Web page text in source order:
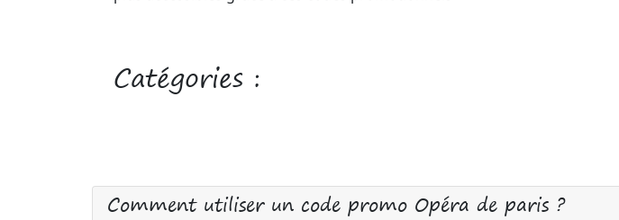
Catégories :
Comment utiliser un code promo Opéra de paris ?